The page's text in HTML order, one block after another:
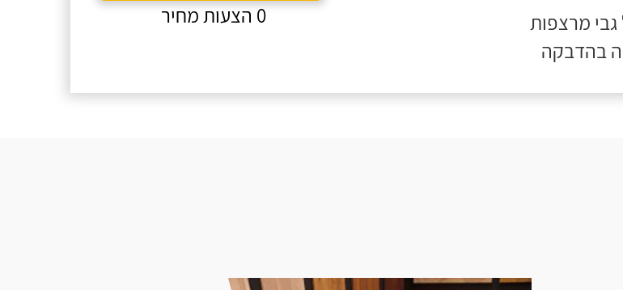
מרצפות
בהדבקה
0 הצעות מחיר